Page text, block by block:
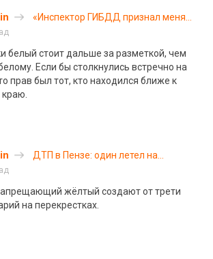
«Инспектор ГИБДД признал меня
белый стоит дальше за разметкой, чем
Если бы столкнулись встречно на
прав был тот, кто находился ближе к
ДТП в Пензе: один летел на
жёлтый создают от трети
на перекрестках.